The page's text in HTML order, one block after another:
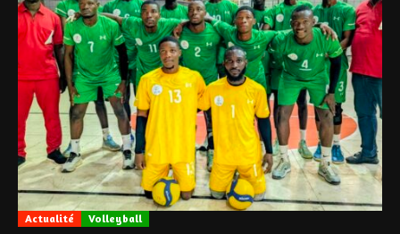
Actualité Volleyball